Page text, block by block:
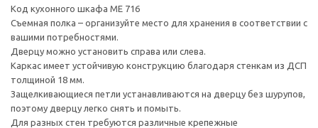
Код кухонного шкафа ME 716
Съемная полка – организуйте место для хранения в соответствии с
вашими потребностями.
Дверцу можно установить справа или слева.
Каркас имеет устойчивую конструкцию благодаря стенкам из ДСП
толщиной 18 мм.
Защелкивающиеся петли устанавливаются на дверцу без шурупов,
поэтому дверцу легко снять и помыть.
Для разных стен требуются различные крепежные